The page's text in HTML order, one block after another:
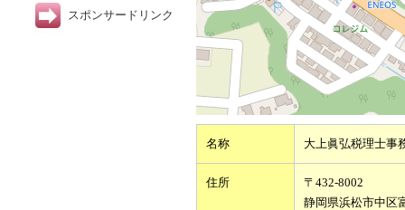
名称 大上眞弘税理士事
住所
〒432-8002
静岡県浜松市中区
スポンサードリンク